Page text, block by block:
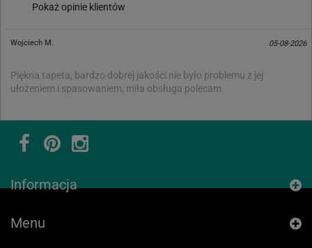
Pokaż opinie klientów
Wojciech M. 05-08-2026
Piękna tapeta, bardzo dobrej jakości nie było problemu z jej
ułożeniem i spasowaniem, miła obsługa polecam
Informacja
Menu